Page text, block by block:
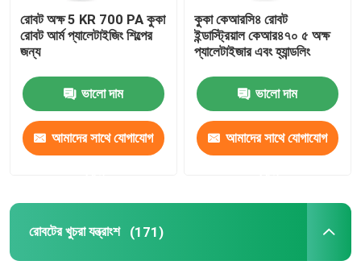
রোবট অক্ষ 5 KR 700 PA কুকা
রোবট আর্ম প্যালেটাইজিং শিল্পের
জন্য
ভালো দাম
আমাদের সাথে যোগাযোগ
কুকা কেআরসি৪ রোবট
ইন্ডাস্ট্রিয়াল কেআর৪৭০ ৫ অক্ষ
প্যালেটাইজার এবং হ্যান্ডলিং
ভালো দাম
আমাদের সাথে যোগাযোগ
রোবটের খুচরা যন্ত্রাংশ (171)